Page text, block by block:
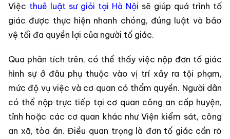
Việc thuê luật sư giỏi tại Hà Nội sẽ giúp quá trình tố
giác được thực hiện nhanh chóng, đúng luật và bảo
vệ tối đa quyền lợi của người tố giác.
Qua phân tích trên, có thể thấy việc nộp đơn tố giác
hình sự ở đâu phụ thuộc vào vị trí xảy ra tội phạm,
mức độ vụ việc và cơ quan có thẩm quyền. Người dân
có thể nộp trực tiếp tại cơ quan công an cấp huyện,
tỉnh hoặc các cơ quan khác như Viện kiểm sát, công
an xã, tòa án. Điều quan trọng là đơn tố giác cần rõ